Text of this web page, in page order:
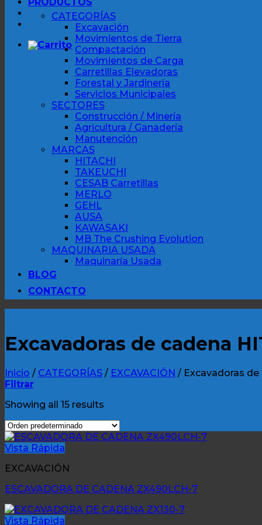
CATEGORÍAS
Excavación
Movimientos de Tierra
Compactación
Movimientos de Carga
Carretillas Elevadoras
Forestal y Jardinería
Servicios Municipales
SECTORES
Construcción / Minería
Agricultura / Ganadería
Manutención
MARCAS
HITACHI
TAKEUCHI
CESAB Carretillas
MERLO
GEHL
AUSA
KAWASAKI
MB The Crushing Evolution
MAQUINARIA USADA
Maquinaría Usada
BLOG
CONTACTO
Excavadoras de cadena
Inicio / CATEGORÍAS / EXCAVACIÓN / Excavadoras de
Filtrar
Showing all 15 results
Vista Rápida
EXCAVACIÓN
ESCAVADORA DE CADENA ZX490LCH-7
Vista Rápida